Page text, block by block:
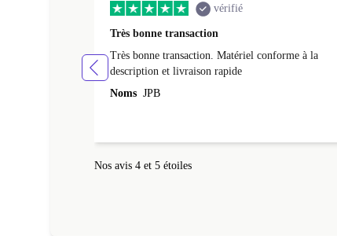
vérifié
Très bonne transaction
Très bonne transaction. Matériel conforme à la
description et livraison rapide
Noms JPB
Nos avis 4 et 5 étoiles